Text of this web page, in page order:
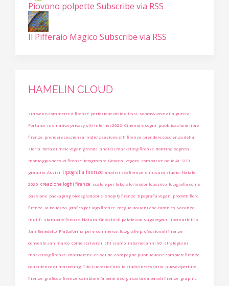
Piovono polpette Subscribe via RSS
Il Pifferaio Magico Subscribe via RSS
HAMELIN CLOUD
siti web e-commerce a firenze perfezione delle ellissi sopravvivere alla guerra
Fortuna nromativa privacy siti internet 2022 Cinema e sogni pubblicazione libro
firenze prendere coscienza indicizzazione siti firenze prendere coscienza della
storia torta di mele vegan grande analisi marketing firenze dottrina segreta
montaggio adesivi firenze fotografare Gnocchi vegani comparire nelle AI SEO
gratuito Assisi tipografia firenze analisi seo firenze chiusura studio Natale
2020 creazione loghi firenze scatole per laboratorio odontotecnico fotografia come
passione packaging biodegradabile shopify firenze tipografia vegan prodotti fiera
firenze la bellezza grafico per logo firenze meglio italiani che zombies vacanze
inutili stampare firenze Natura Gnocchi di patate con sugo vegan libero arbitrio
San Benedetto Piattaforma per e-commerce fotografie professionali firenze
convento san marco come scrivere il chi siamo internet anni 90 strategia di
marketing firenze matriarche crisalide campagne pubblicitarie complete firenze
consulenze di marketing Tito Lucrezio Caro lo studio necessario nuove aperture
firenze grafico a firenze cambiare fa bene design carta da parati firenze graphic